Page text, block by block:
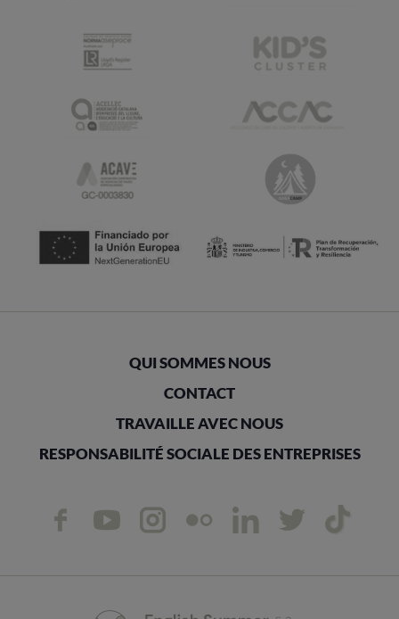
QUI SOMMES NOUS
CONTACT
TRAVAILLE AVEC NOUS
RESPONSABILITÉ SOCIALE DES ENTREPRISES